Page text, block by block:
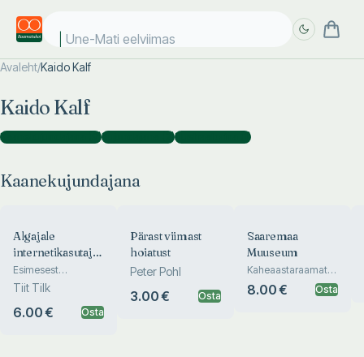
Une-Mati eelviimased
Avaleht/Kaido Kalf
Kaido Kalf
Kaanekujundajana )Kujundajana )Illustraatorina )
Kaanekujundajana
Algajale
internetikasutajale
2001
Esimesest
hiireklõpsust isikliku
veebileheni
Tiit Tilk
6.00 € Osta
Pärast viimast
hoiatust
Peter Pohl
3.00 € Osta
Saaremaa
Muuseum
Kaheaastaraamat
1997-1998
8.00 € Osta